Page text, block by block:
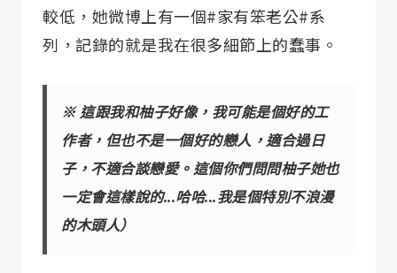
較低，她微博上有一個#家有笨老公#系
列，記錄的就是我在很多細節上的蠢事。
※ 這跟我和柚子好像，我可能是個好的工
作者，但也不是一個好的戀人，適合過日
子，不適合談戀愛。這個你們問問柚子她也
一定會這樣說的...哈哈...我是個特別不浪漫
的木頭人）